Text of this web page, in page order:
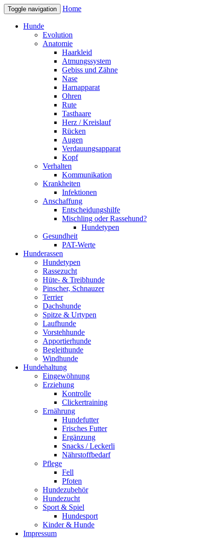
Toggle navigation Home
Hunde
Evolution
Anatomie
Haarkleid
Atmungssystem
Gebiss und Zähne
Nase
Harnapparat
Ohren
Rute
Tasthaare
Herz / Kreislauf
Rücken
Augen
Verdauungsapparat
Kopf
Verhalten
Kommunikation
Krankheiten
Infektionen
Anschaffung
Entscheidungshilfe
Mischling oder Rassehund?
Hundetypen
Gesundheit
PAT-Werte
Hunderassen
Hundetypen
Rassezucht
Hüte- & Treibhunde
Pinscher, Schnauzer
Terrier
Dachshunde
Spitze & Urtypen
Laufhunde
Vorstehhunde
Apportierhunde
Begleithunde
Windhunde
Hundehaltung
Eingewöhnung
Erziehung
Kontrolle
Clickertraining
Ernährung
Hundefutter
Frisches Futter
Ergänzung
Snacks / Leckerli
Nährstoffbedarf
Pflege
Fell
Pfoten
Hundezubehör
Hundezucht
Sport & Spiel
Hundesport
Kinder & Hunde
Impressum